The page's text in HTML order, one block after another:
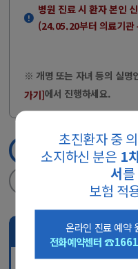
초진환자 중
소지하신 분은 1
서
보험 적
온라인 진료 예약
전화예약센터
병원 진료 시 환자 본인
(24.05.20부터 의료기관
※ 개명 또는 자녀 등의 실명
가기]에서 진행하세요.
진료과/의료진선택
날짜/진료시간선택
진료과 선택
진료과명